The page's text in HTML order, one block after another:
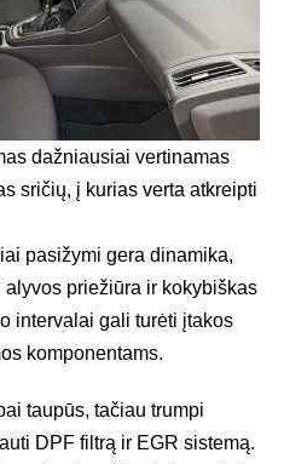
dažniausiai vertinamas
sričių, į kurias verta atkreipti
pasižymi gera dinamika,
priežiūra ir kokybiškas
intervalai gali turėti įtakos
komponentams.
taupūs, tačiau trumpi
DPF filtrą ir EGR sistemą.